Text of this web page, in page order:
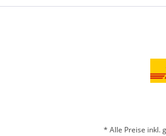
* Alle Preise inkl.